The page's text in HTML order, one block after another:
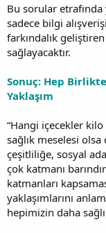
Bu sorular
sadece bilgi
farkındalık
sağlayacaktır.
Sonuç: Hep
Yaklaşım
“Hangi içecekler
sağlık meselesi
çeşitliliğe, sosyal
çok katmanı
katmanları
yaklaşımlarını
hepimizin daha